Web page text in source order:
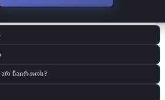
არ ჩაირთოს?